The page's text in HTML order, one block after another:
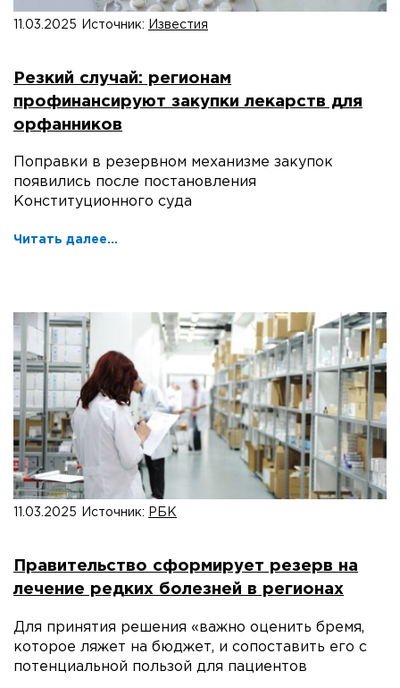
11.03.2025 Источник: Известия
Резкий случай: регионам
профинансируют закупки лекарств для
орфанников
Поправки в резервном механизме закупок
появились после постановления
Конституционного суда
Читать далее...
11.03.2025 Источник: РБК
Правительство сформирует резерв на
лечение редких болезней в регионах
Для принятия решения «важно оценить бремя,
которое ляжет на бюджет, и сопоставить его с
потенциальной пользой для пациентов